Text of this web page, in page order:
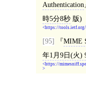
Authentication
時5分8秒版)
https://
[95] MIME
年1月9日(火)
https://